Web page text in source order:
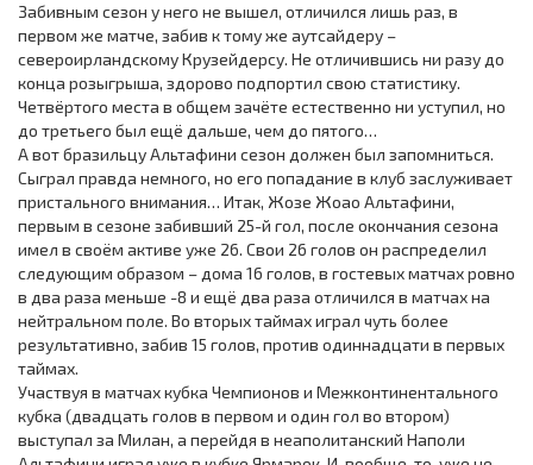
Забивным сезон у него не вышел, отличился лишь раз, в
первом же матче, забив к тому же аутсайдеру –
североирландскому Крузейдерсу. Не отличившись ни разу до
конца розыгрыша, здорово подпортил свою статистику.
Четвёртого места в общем зачёте естественно ни уступил, но
до третьего был ещё дальше, чем до пятого…
А вот бразильцу Альтафини сезон должен был запомниться.
Сыграл правда немного, но его попадание в клуб заслуживает
пристального внимания… Итак, Жозе Жоао Альтафини,
первым в сезоне забивший 25-й гол, после окончания сезона
имел в своём активе уже 26. Свои 26 голов он распределил
следующим образом – дома 16 голов, в гостевых матчах ровно
в два раза меньше -8 и ещё два раза отличился в матчах на
нейтральном поле. Во вторых таймах играл чуть более
результативно, забив 15 голов, против одиннадцати в первых
таймах.
Участвуя в матчах кубка Чемпионов и Межконтинентального
кубка (двадцать голов в первом и один гол во втором)
выступал за Милан, а перейдя в неаполитанский Наполи